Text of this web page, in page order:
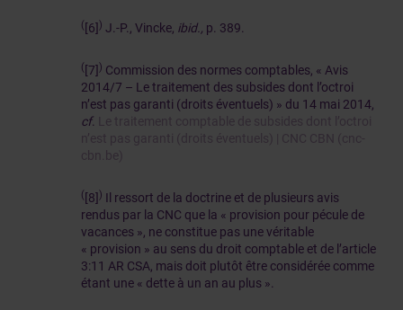
( [6] ) J.-P., Vincke, ibid., p. 389.
( [7] ) Commission des normes comptables, « Avis
2014/7 – Le traitement des subsides dont l’octroi
n’est pas garanti (droits éventuels) » du 14 mai 2014,
cf.
Le traitement comptable de subsides dont l’octroi
n’est pas garanti (droits éventuels) | CNC CBN (cnc-
cbn.be)
( [8] ) Il ressort de la doctrine et de plusieurs avis
rendus par la CNC que la « provision pour pécule de
vacances », ne constitue pas une véritable
« provision » au sens du droit comptable et de l’article
3:11 AR CSA, mais doit plutôt être considérée comme
étant une « dette à un an au plus ».